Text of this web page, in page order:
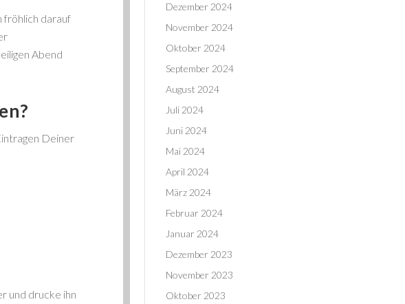
fröhlich darauf
Abend
Deiner
und drucke ihn
Dezember 2024
November 2024
Oktober 2024
September 2024
August 2024
Juli 2024
Juni 2024
Mai 2024
April 2024
März 2024
Februar 2024
Januar 2024
Dezember 2023
November 2023
Oktober 2023